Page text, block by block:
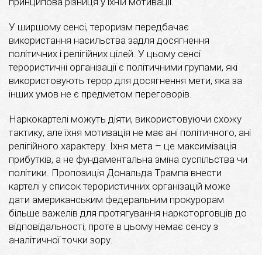
У ширшому сенсі, тероризм передбачає
використання насильства задля досягнення
політичних і релігійних цілей. У цьому сенсі
терористичні організації є політичними групами, які
використовують терор для досягнення мети, яка за
інших умов не є предметом переговорів.
Наркокартелі можуть діяти, використовуючи схожу
тактику, але їхня мотивація не має ані політичного, ані
релігійного характеру. Їхня мета – це максимізація
прибутків, а не фундаментальна зміна суспільства чи
політики. Пропозиція Дональда Трампа внести
картелі у список терористичних організацій може
дати американським федеральним прокурорам
більше важелів для протягування наркоторговців до
відповідальності, проте в цьому немає сенсу з
аналітичної точки зору.